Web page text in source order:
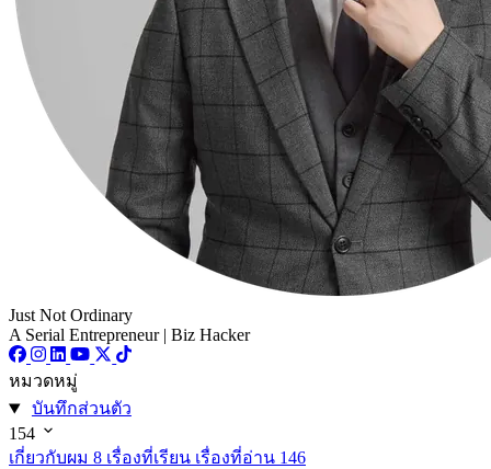
Just Not Ordinary
A Serial Entrepreneur | Biz Hacker
หมวดหมู่
บันทึกส่วนตัว
154
เกี่ยวกับผม 8 เรื่องที่เรียน เรื่องที่อ่าน 146